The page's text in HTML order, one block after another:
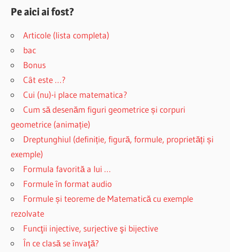
Pe aici ai fost?
Articole (lista completa)
bac
Bonus
Cât este …?
Cui (nu)-i place matematica?
Cum să desenăm figuri geometrice și corpuri
geometrice (animație)
Dreptunghiul (definiție, figură, formule, proprietăți și
exemple)
Formula favorită a lui …
Formule în format audio
Formule și teoreme de Matematică cu exemple
rezolvate
Funcţii injective, surjective şi bijective
În ce clasă se învaţă?